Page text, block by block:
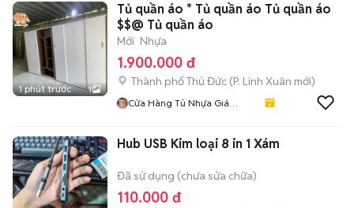
1 phút trước 1
Tủ quần áo * Tủ quần áo Tủ quần áo
$$@ Tủ quần áo
Mới Nhựa
1.900.000 đ
Thành phố Thủ Đức (P. Linh Xuân mới)
Cửa Hàng Tủ Nhựa Giá
Hub USB Kim loại 8 in 1 Xám
Đã sử dụng (chưa sửa chữa)
110.000 đ